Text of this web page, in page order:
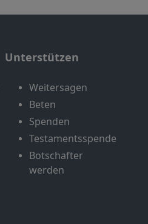
Unterstützen
Weitersagen
Beten
Spenden
Testamentsspende
Botschafter
werden